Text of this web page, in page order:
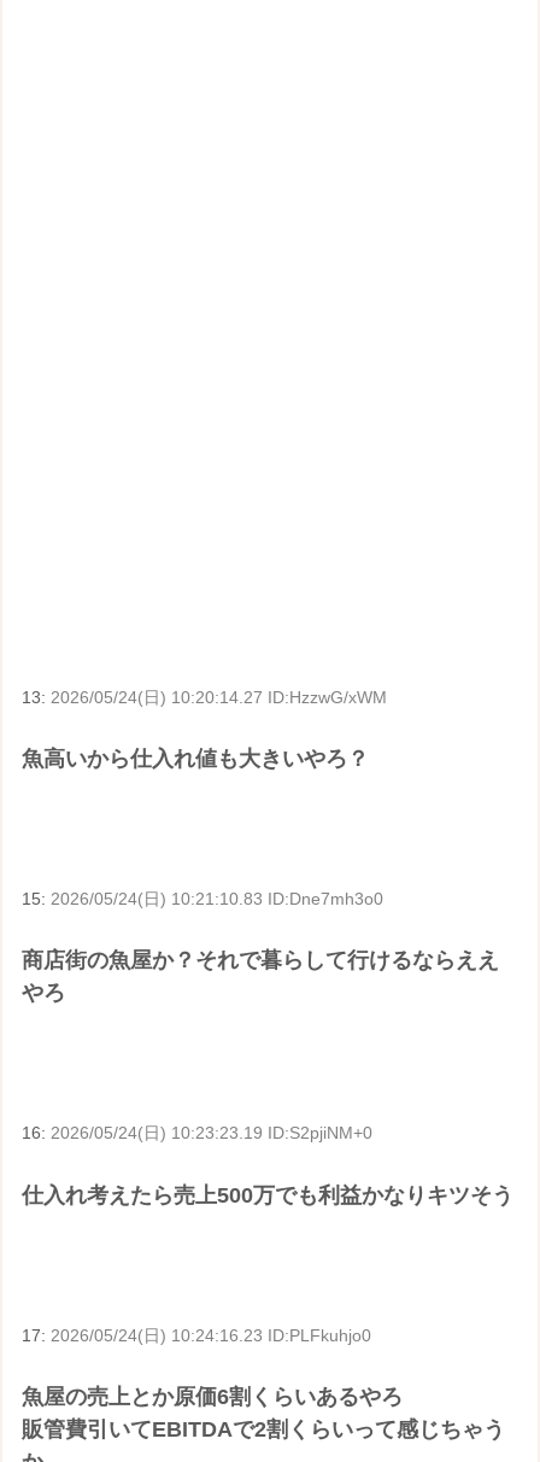
13: 2026/05/24(日) 10:20:14.27 ID:HzzwG/xWM
魚高いから仕入れ値も大きいやろ？
15: 2026/05/24(日) 10:21:10.83 ID:Dne7mh3o0
商店街の魚屋か？それで暮らして行けるならええ
やろ
16:2026/05/24(日) 10:23:23.19 ID:S2pjiNM+0
仕入れ考えたら売上500万でも利益かなりキツそう
17: 2026/05/24(日) 10:24:16.23 ID:PLFkuhjo0
魚屋の売上とか原価6割くらいあるやろ
販管費引いてEBITDAで2割くらいって感じちゃう